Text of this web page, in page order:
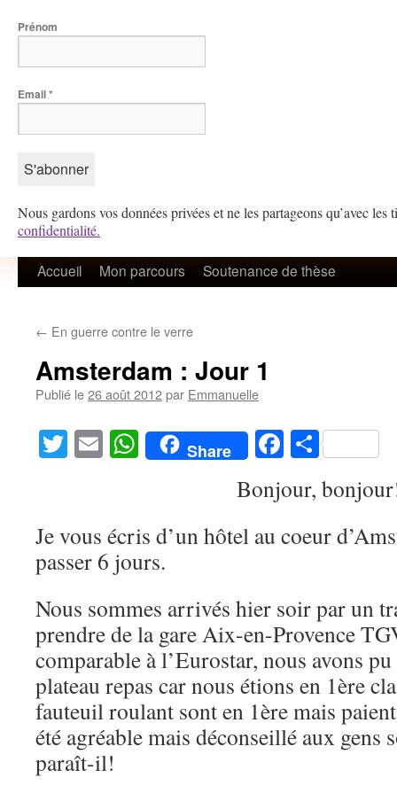
Aller
contenu
Accueil Mon parcours Soutenance de thèse
← En guerre contre le verre
Amsterdam : Jour 1
Publié le26 août 2012par Emmanuelle
Twitter
EmailWhatsApp
Share Facebook
Bonjour,
Je vous écris d’un hôtel au coeur
passer 6 jours.
Nous sommes arrivés hier soir par un
prendre de la gare Aix-en-Provence
comparable à l’Eurostar, nous avons
plateau repas car nous étions en 1ère
fauteuil roulant sont en 1ère mais
été agréable mais déconseillé aux gens
paraît-il!
Prénom
Email*
Nous gardons vos données privées et ne les partageons qu’avec
confidentialité.